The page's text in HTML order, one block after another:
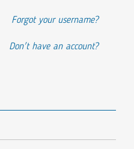
Forgot your username?
Don't have an account?